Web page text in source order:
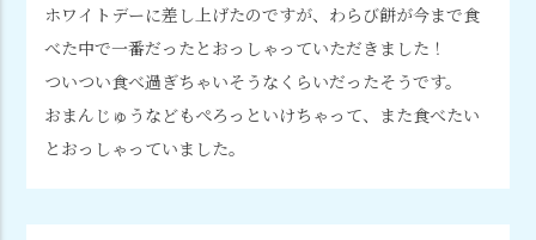
ホワイトデーに差し上げたのですが、わらび餅が今まで食
べた中で一番だったとおっしゃっていただきました！
ついつい食べ過ぎちゃいそうなくらいだったそうです。
おまんじゅうなどもぺろっといけちゃって、また食べたい
とおっしゃっていました。